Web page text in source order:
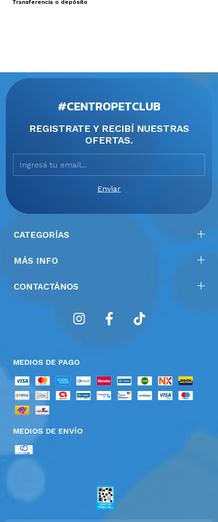
Transferencia o depósito
#CENTROPETCLUB
REGISTRATE Y RECIBÍ NUESTRAS
OFERTAS.
CATEGORÍAS
MÁS INFO
CONTACTÁNOS
MEDIOS DE PAGO
MEDIOS DE ENVÍO